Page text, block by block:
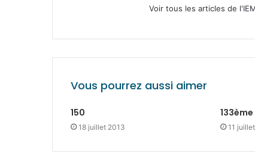
Voir tous les articles de
Vous pourrez aussi aimer
150
18 juillet 2013
133ème
11